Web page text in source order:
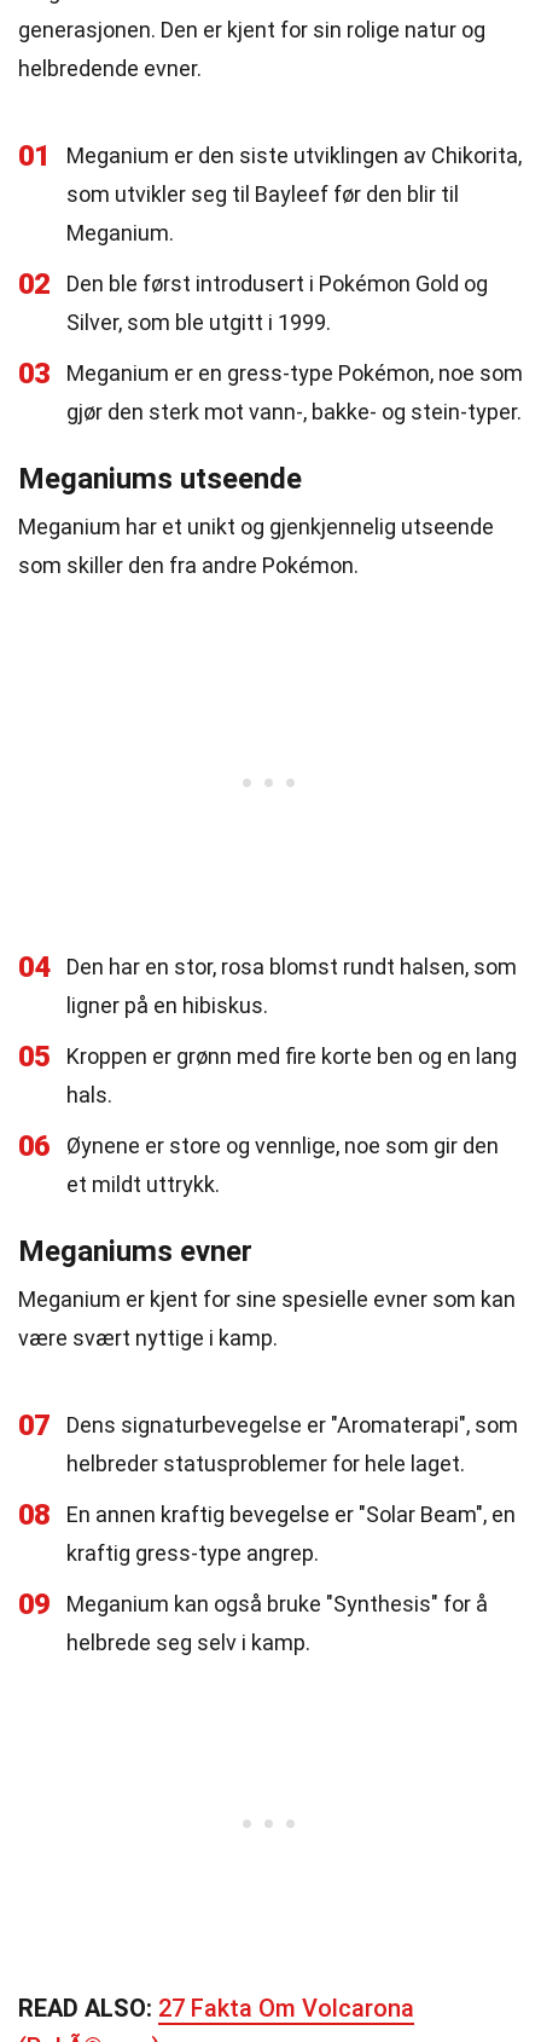
generasjonen. Den er kjent for sin rolige natur og
helbredende evner.
01
Meganium er den siste utviklingen av Chikorita,
som utvikler seg til Bayleef før den blir til
Meganium.
02
Den ble først introdusert i Pokémon Gold og
Silver, som ble utgitt i 1999.
03
Meganium er en gress-type Pokémon, noe som
gjør den sterk mot vann-, bakke- og stein-typer.
Meganiums utseende
Meganium har et unikt og gjenkjennelig utseende
som skiller den fra andre Pokémon.
04
Den har en stor, rosa blomst rundt halsen, som
ligner på en hibiskus.
05
Kroppen er grønn med fire korte ben og en lang
hals.
06
Øynene er store og vennlige, noe som gir den
et mildt uttrykk.
Meganiums evner
Meganium er kjent for sine spesielle evner som kan
være svært nyttige i kamp.
07
Dens signaturbevegelse er "Aromaterapi", som
helbreder statusproblemer for hele laget.
08
En annen kraftig bevegelse er "Solar Beam", en
kraftig gress-type angrep.
09
Meganium kan også bruke "Synthesis" for å
helbrede seg selv i kamp.
READ ALSO: 27 Fakta Om Volcarona